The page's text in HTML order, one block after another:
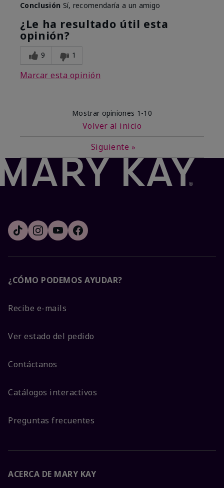
Conclusión Sí, recomendaría a un amigo
¿Le ha resultado útil esta
opinión?
9 1
Marcar esta opinión
Mostrar opiniones 1-10
Volver al inicio
Siguiente »
¿CÓMO PODEMOS AYUDAR?
Recibe e-mails
Ver estado del pedido
Contáctanos
Catálogos interactivos
Preguntas frecuentes
ACERCA DE MARY KAY